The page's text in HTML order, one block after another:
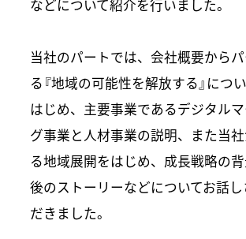
などについて紹介を行いました。
当社のパートでは、会社概要から
る『地域の可能性を解放する』につ
はじめ、主要事業であるデジタル
グ事業と人材事業の説明、また当
る地域展開をはじめ、成長戦略の
後のストーリーなどについてお話
だきました。